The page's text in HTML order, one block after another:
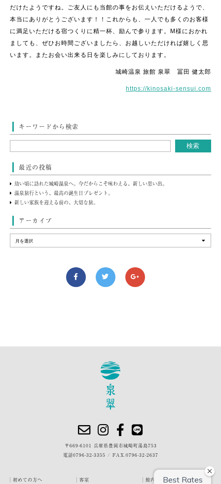
だけたようですね。ご友人にも当館の事をお伝えいただけるようで、
本当にありがとうございます！！これからも、一人でも多くのお客様
に満足いただける宿つくりに精一杯、励んで参ります。M様におかれ
ましても、ぜひお時間ございましたら、お越しいただければ嬉しく思
います。またお会い出来る日を楽しみにしております。
城崎温泉 旅館 泉翠 冨田 健太郎
https://kinosaki-sensui.com
キーワードから検索
最近の投稿
幼い頃に訪れた城崎温泉へ。今だからこそ味わえる、新しい思い出。
温泉旅行という、最高の誕生日プレゼント。
新しい家族を迎える前の、大切な旅。
アーカイブ
〒669-6101 兵庫県豊岡市城崎町湯島753
電話0796-32-3355 / FAX.0796-32-2637
初めての方へ 客室 館内・施設